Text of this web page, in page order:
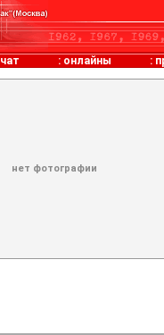
чат : онлайны :
нет фотографии